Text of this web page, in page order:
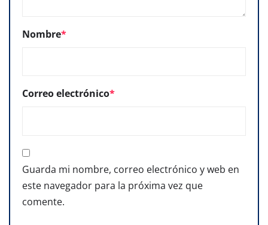
Nombre*
Correo electrónico*
Guarda mi nombre, correo electrónico y web en
este navegador para la próxima vez que
comente.